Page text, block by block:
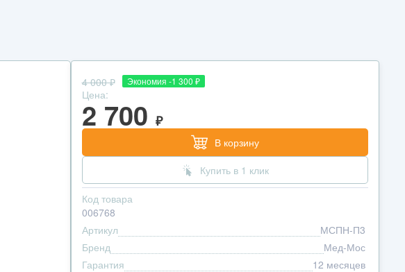
4 000₽ Экономия -1 300 ₽
Цена:
2 700 ₽
В корзину
Купить в 1 клик
Код товара
006768
Артикул
МСПН-П3
Бренд
Мед-Мос
Гарантия
12 месяцев